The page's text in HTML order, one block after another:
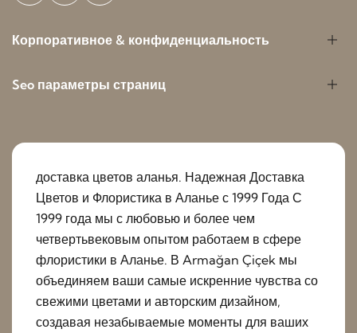
Корпоративное & конфиденциальность
Seo параметры страниц
доставка цветов аланья. Надежная Доставка
Цветов и Флористика в Аланье с 1999 Года С
1999 года мы с любовью и более чем
четвертьвековым опытом работаем в сфере
флористики в Аланье. В Armağan Çiçek мы
объединяем ваши самые искренние чувства со
свежими цветами и авторским дизайном,
создавая незабываемые моменты для ваших